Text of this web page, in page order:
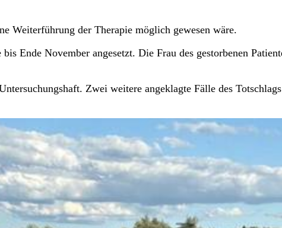
Weiterführung der Therapie möglich gewesen wäre.
Ende November angesetzt. Die Frau des gestorbenen
Zwei weitere angeklagte Fälle des Totschlags